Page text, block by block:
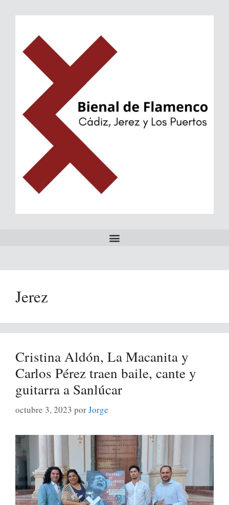
Jerez
Cristina Aldón, La Macanita y
Carlos Pérez traen baile, cante y
guitarra a Sanlúcar
octubre 3, 2023 porJorge